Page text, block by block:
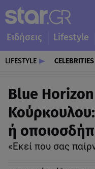
Ειδήσεις Lifestyle
LIFESTYLE CELEBRITIES
Blue Horizon
ή
«Εκεί που σας